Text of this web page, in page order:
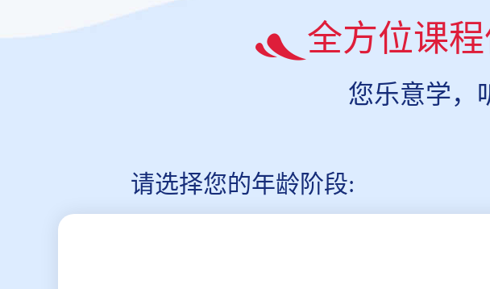
全方位课
您乐意学，
请选择您的年龄阶段: